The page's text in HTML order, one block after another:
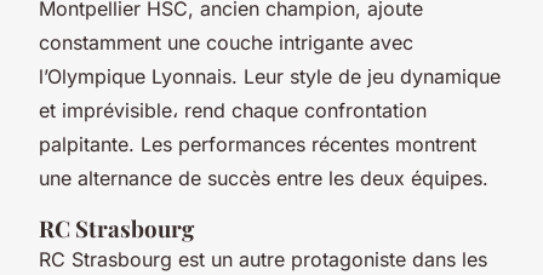
Montpellier HSC, ancien champion, ajoute
constamment une couche intrigante avec
l’Olympique Lyonnais. Leur style de jeu dynamique
et imprévisible، rend chaque confrontation
palpitante. Les performances récentes montrent
une alternance de succès entre les deux équipes.
RC Strasbourg
RC Strasbourg est un autre protagoniste dans les